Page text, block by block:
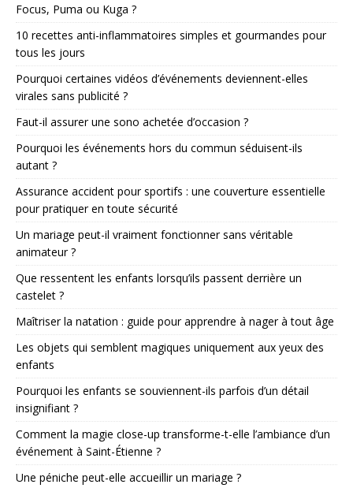
Focus, Puma ou Kuga ?
10 recettes anti-inflammatoires simples et gourmandes pour
tous les jours
Pourquoi certaines vidéos d’événements deviennent-elles
virales sans publicité ?
Faut-il assurer une sono achetée d’occasion ?
Pourquoi les événements hors du commun séduisent-ils
autant ?
Assurance accident pour sportifs : une couverture essentielle
pour pratiquer en toute sécurité
Un mariage peut-il vraiment fonctionner sans véritable
animateur ?
Que ressentent les enfants lorsqu’ils passent derrière un
castelet ?
Maîtriser la natation : guide pour apprendre à nager à tout âge
Les objets qui semblent magiques uniquement aux yeux des
enfants
Pourquoi les enfants se souviennent-ils parfois d’un détail
insignifiant ?
Comment la magie close-up transforme-t-elle l’ambiance d’un
événement à Saint-Étienne ?
Une péniche peut-elle accueillir un mariage ?